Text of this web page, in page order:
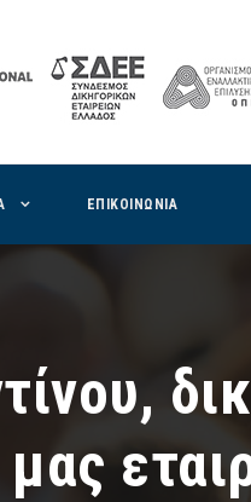
ΕΠΙΚΟΙΝΩΝΙΑ